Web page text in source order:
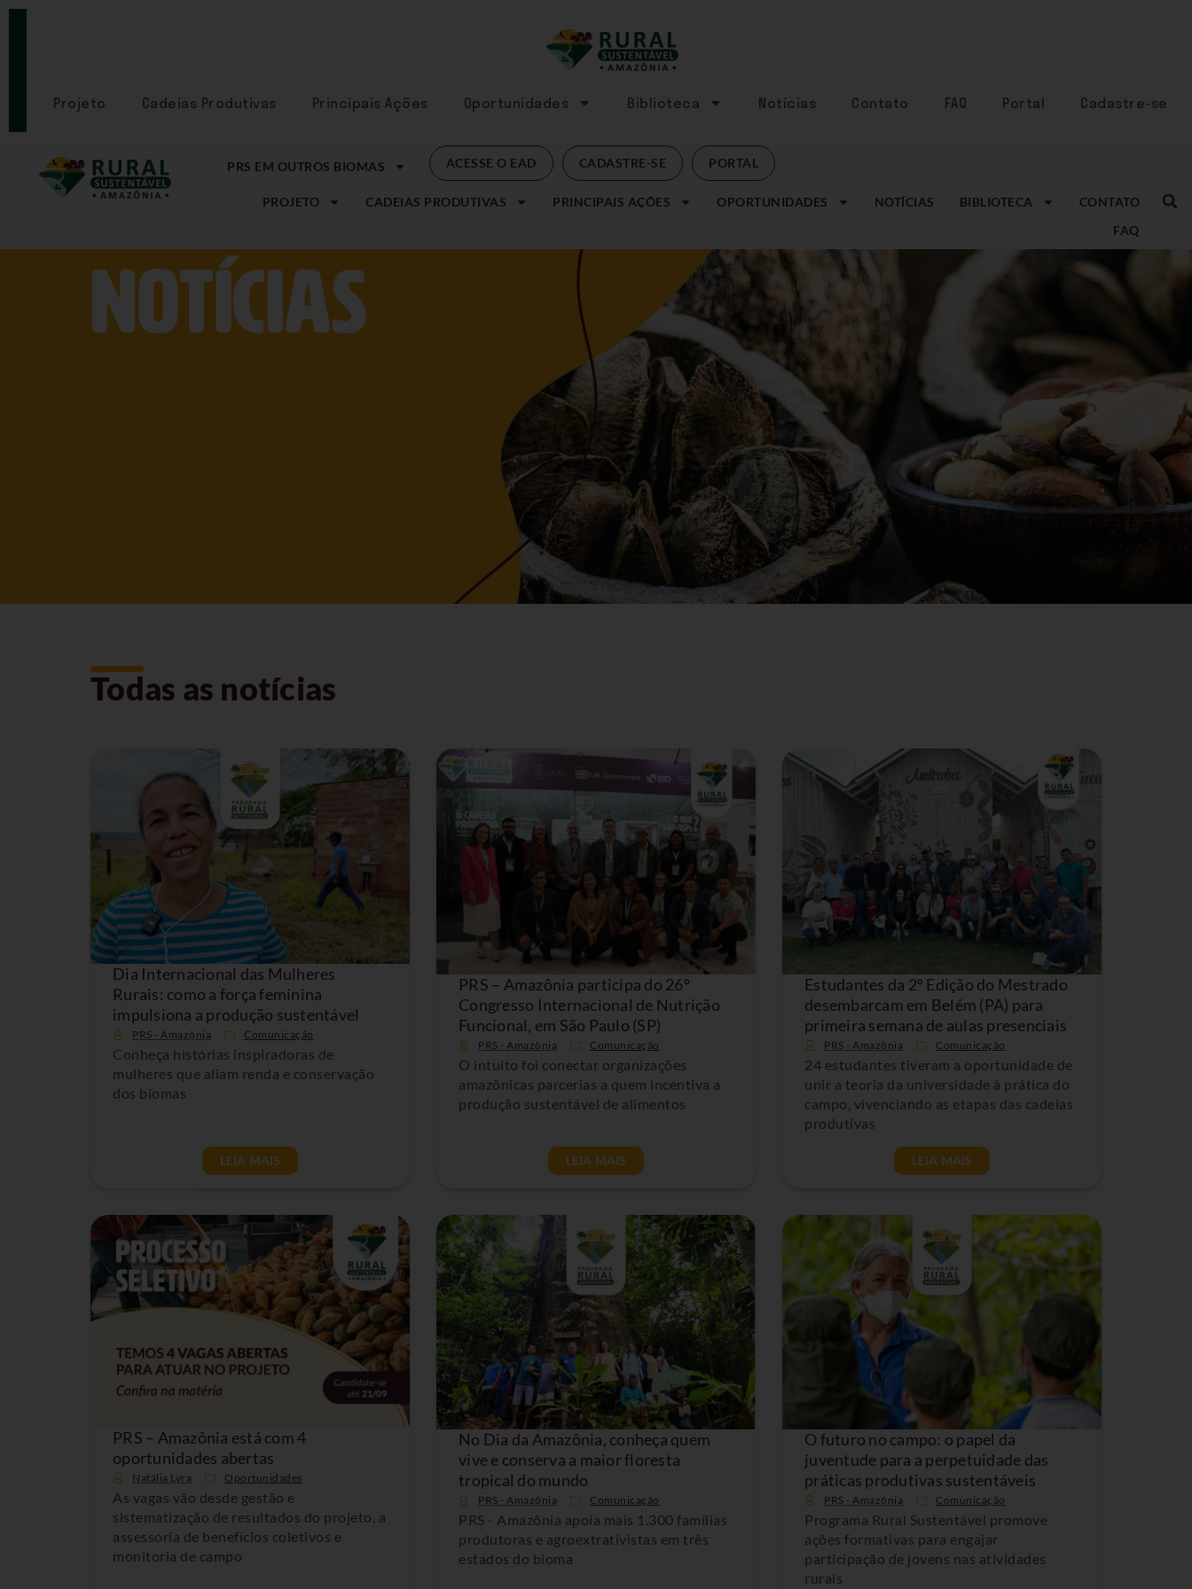
SE
Projeto Cadeias Produtivas Principais Ações Oportunidades Biblioteca Notícias Contato FAQ Portal Cadastre-se
PRS EM OUTROS BIOMAS ACESSE O EAD CADASTRE-SE PORTAL
PROJETO CADEIAS PRODUTIVAS PRINCIPAIS AÇÕES OPORTUNIDADES NOTÍCIAS BIBLIOTECA
CONTATO
FAQ
NOtícias
Todas as notícias
Dia Internacional das Mulheres
Rurais: como a força feminina
impulsiona a produção sustentável
PRS - Amazônia Comunicação
Conheça histórias inspiradoras de
mulheres que aliam renda e conservação
dos biomas
LEIA MAIS
PRS – Amazônia participa do 26º
Congresso Internacional de Nutrição
Funcional, em São Paulo (SP)
PRS - Amazônia Comunicação
O intuito foi conectar organizações
amazônicas parcerias a quem incentiva a
produção sustentável de alimentos
LEIA MAIS
Estudantes da 2º Edição do Mestrado
desembarcam em Belém (PA) para
primeira semana de aulas presenciais
PRS - Amazônia Comunicação
24 estudantes tiveram a oportunidade de
unir a teoria da universidade à prática do
campo, vivenciando as etapas das cadeias
produtivas
LEIA MAIS
PRS – Amazônia está com 4
oportunidades abertas
Natália Lyra Oportunidades
As vagas vão desde gestão e
sistematização de resultados do projeto, a
assessoria de benefícios coletivos e
monitoria de campo
No Dia da Amazônia, conheça quem
vive e conserva a maior floresta
tropical do mundo
PRS - Amazônia Comunicação
PRS - Amazônia apoia mais 1.300 famílias
produtoras e agroextrativistas em três
estados do bioma
O futuro no campo: o papel da
juventude para a perpetuidade das
práticas produtivas sustentáveis
PRS - Amazônia Comunicação
Programa Rural Sustentável promove
ações formativas para engajar
participação de jovens nas atividades
rurais